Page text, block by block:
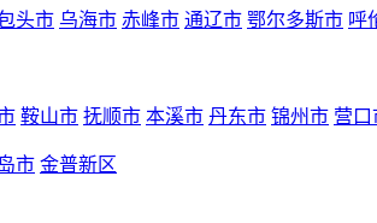
头市 乌海市 赤峰市 通辽市 鄂尔多斯市 呼
鞍山市 抚顺市 本溪市 丹东市 锦州市 营口
市 金普新区